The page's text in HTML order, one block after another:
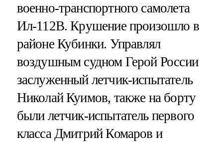
военно-транспортного самолета
Ил-112В. Крушение произошло в
районе Кубинки. Управлял
воздушным судном Герой России
заслуженный летчик-испытатель
Николай Куимов, также на борту
были летчик-испытатель первого
класса Дмитрий Комаров и